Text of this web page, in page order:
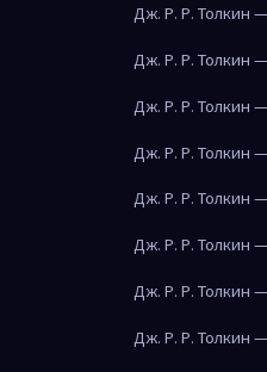
Дж. Р. Р. Толкин
Дж. Р. Р. Толкин
Дж. Р. Р. Толкин
Дж. Р. Р. Толкин
Дж. Р. Р. Толкин
Дж. Р. Р. Толкин
Дж. Р. Р. Толкин
Дж. Р. Р. Толкин